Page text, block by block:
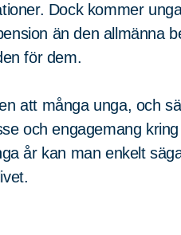
Dock kommer
än den allmänna
för dem.
att många unga, och
och engagemang
år kan man enkelt